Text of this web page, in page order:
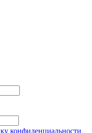
конфиденциальности